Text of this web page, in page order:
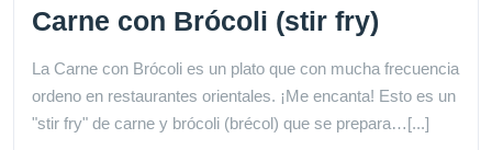
Carne con Brócoli (stir fry)
La Carne con Brócoli es un plato que con mucha frecuencia
ordeno en restaurantes orientales. ¡Me encanta! Esto es un
"stir fry" de carne y brócoli (brécol) que se prepara…[...]